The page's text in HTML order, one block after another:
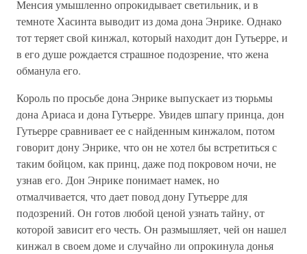
Менсия умышленно опрокидывает светильник, и в
темноте Хасинта выводит из дома дона Энрике. Однако
тот теряет свой кинжал, который находит дон Гутьерре, и
в его душе рождается страшное подозрение, что жена
обманула его.
Король по просьбе дона Энрике выпускает из тюрьмы
дона Ариаса и дона Гутьерре. Увидев шпагу принца, дон
Гутьерре сравнивает ее с найденным кинжалом, потом
говорит дону Энрике, что он не хотел бы встретиться с
таким бойцом, как принц, даже под покровом ночи, не
узнав его. Дон Энрике понимает намек, но
отмалчивается, что дает повод дону Гутьерре для
подозрений. Он готов любой ценой узнать тайну, от
которой зависит его честь. Он размышляет, чей он нашел
кинжал в своем доме и случайно ли опрокинула донья